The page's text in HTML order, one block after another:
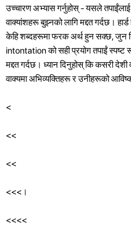
उच्चारण अभ्यास गर्नुहोस् - यसले
वाक्यांशहरू बुझ्नको लागि मद्दत गर्दछ।
केहि शब्दहरूमा फरक अर्थ हुन सक्छ, जुन
intontation को सही प्रयोग तपाईं स्पष्ट
मद्दत गर्दछ। ध्यान दिनुहोस् कि कसरी
वाक्यमा अभिव्यक्तिहरू र उनीहरूको
<
<<
<<
<<<।
<<<<